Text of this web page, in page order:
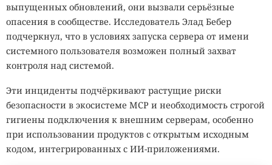
выпущенных обновлений, они вызвали серьёзные
опасения в сообществе. Исследователь Элад Бебер
подчеркнул, что в условиях запуска сервера от имени
системного пользователя возможен полный захват
контроля над системой.
Эти инциденты подчёркивают растущие риски
безопасности в экосистеме MCP и необходимость строгой
гигиены подключения к внешним серверам, особенно
при использовании продуктов с открытым исходным
кодом, интегрированных с ИИ-приложениями.